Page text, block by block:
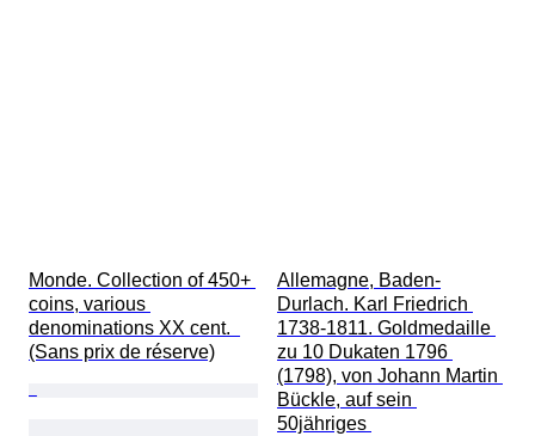
Monde. Collection of 450+
coins, various
denominations XX cent.
(Sans prix de réserve)
Allemagne, Baden-
Durlach. Karl Friedrich
1738-1811. Goldmedaille
zu 10 Dukaten 1796
(1798), von Johann Martin
Bückle, auf sein
50jähriges